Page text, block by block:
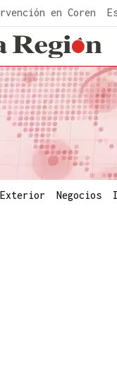
en Coren
Exterior Negocios